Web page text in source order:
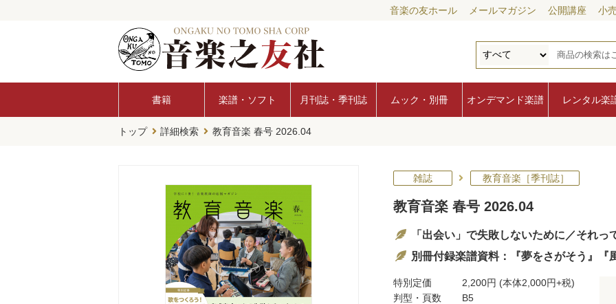
音楽の友ホール メールマガジン 公開講座 小
書籍 楽譜・ソフト 月刊誌・季刊誌 ムック・別冊 オンデマンド楽譜 レンタル楽
トップ 詳細検索 教育音楽 春号 2026.04
雑誌 教育音楽［季刊誌］
教育音楽 春号 2026.04
「出会い」で失敗しないために／それ
別冊付録楽譜資料：『夢をさがそう』『
特別定価 2,200円 (本体2,000円+税)
判型・頁数
B5